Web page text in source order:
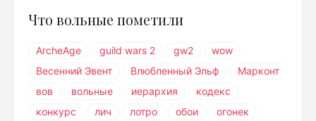
Что вольные пометили
ArcheAge guild wars 2 gw2
wow
Весенний Эвент
Влюбленный Эльф
Марконт
вов
вольные иерархия
кодекс
конкурс
лич лотро обои огонек